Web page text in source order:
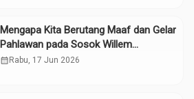
Mengapa Kita Berutang Maaf dan Gelar
Pahlawan pada Sosok Willem
Iskander?
calendar_month Rabu, 17 Jun 2026